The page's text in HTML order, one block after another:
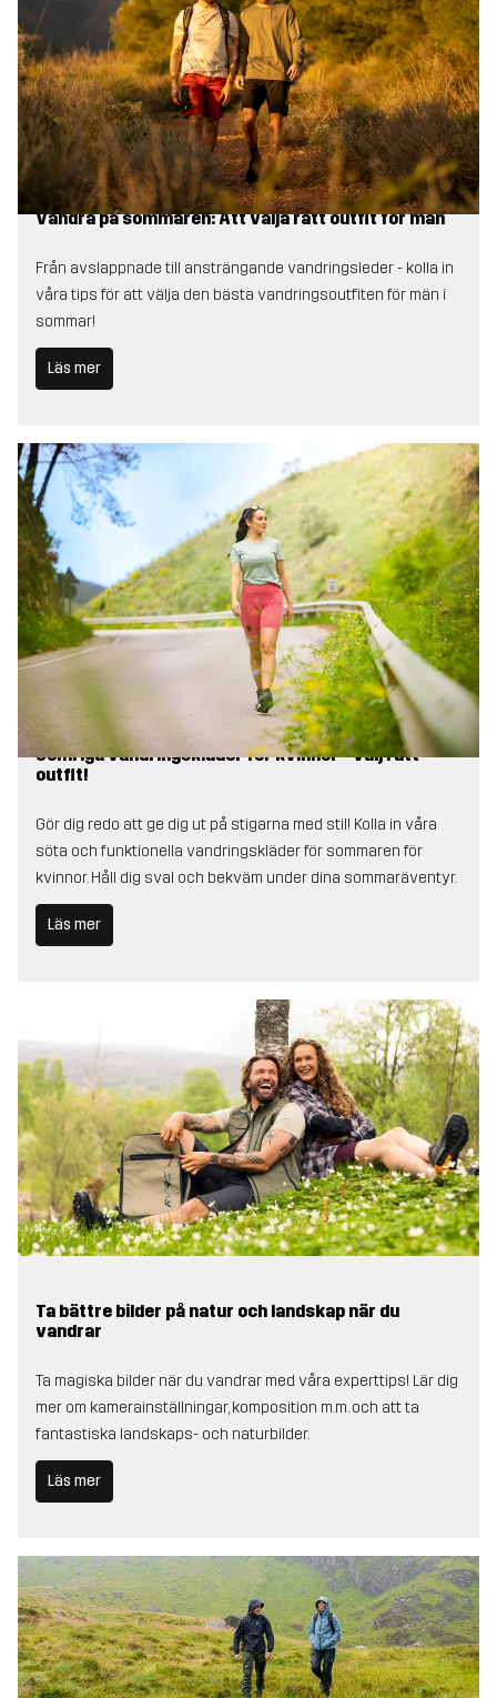
Vandra på sommaren: Att välja rätt outfit för män
Från avslappnade till ansträngande vandringsleder - kolla in
våra tips för att välja den bästa vandringsoutfiten för män i
sommar!
Läs mer
Somriga vandringskläder för kvinnor - välj rätt
outfit!
Gör dig redo att ge dig ut på stigarna med stil! Kolla in våra
söta och funktionella vandringskläder för sommaren för
kvinnor. Håll dig sval och bekväm under dina sommaräventyr.
Läs mer
Ta bättre bilder på natur och landskap när du
vandrar
Ta magiska bilder när du vandrar med våra experttips! Lär dig
mer om kamerainställningar, komposition m.m. och att ta
fantastiska landskaps- och naturbilder.
Läs mer